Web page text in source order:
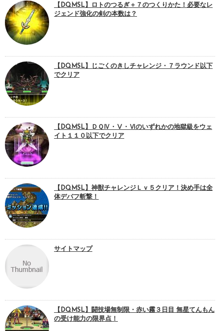
【DQMSL】ロトのつるぎ＋７のつくりかた！必要なレ
ジェンド強化の剣の本数は？
【DQMSL】じごくのきしチャレンジ・７ラウンド以下
でクリア
【DQMSL】ＤＱⅣ・Ⅴ・Ⅵのいずれかの地獄級をウェ
イト１１０以下でクリア
【DQMSL】神獣チャレンジＬｖ５クリア！決め手は全
体デバフ斬撃！
サイトマップ
【DQMSL】闘技場無制限・赤い霧３日目 無星てんもん
の受け能力の限界点！